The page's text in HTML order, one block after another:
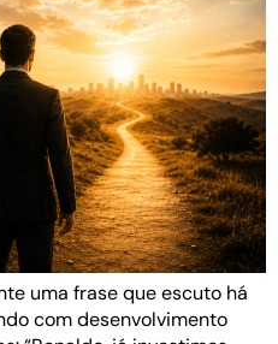
uma frase que escuto há
com desenvolvimento